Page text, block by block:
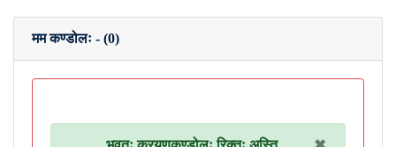
मम कण्डोलः - (0)